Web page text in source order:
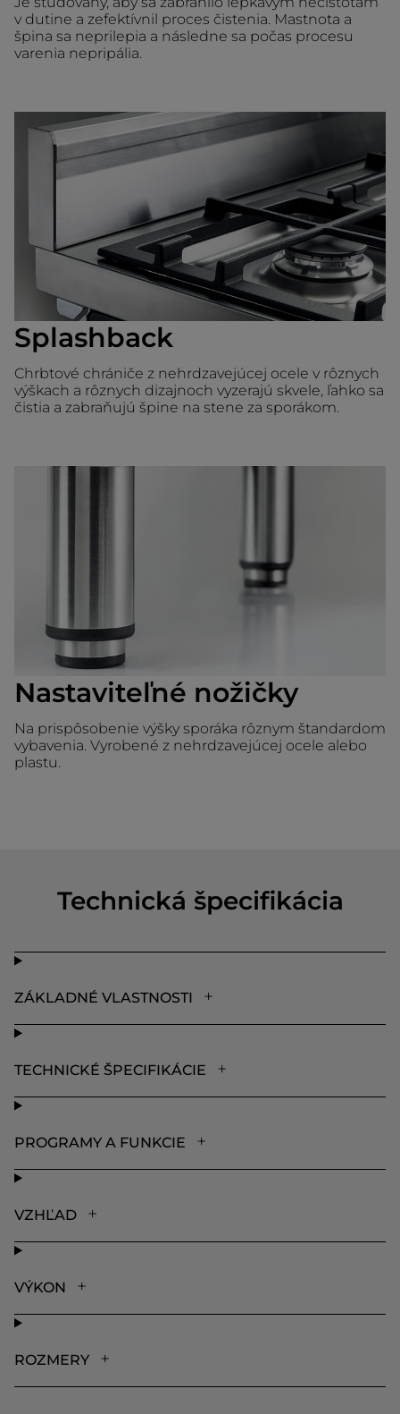
v dutine a zefektívnil proces čistenia. Mastnota a
špina sa neprilepia a následne sa počas procesu
varenia nepripália.
Splashback
Chrbtové chrániče z nehrdzavejúcej ocele v rôznych
výškach a rôznych dizajnoch vyzerajú skvele, ľahko sa
čistia a zabraňujú špine na stene za sporákom.
Nastaviteľné nožičky
Na prispôsobenie výšky sporáka rôznym štandardom
vybavenia. Vyrobené z nehrdzavejúcej ocele alebo
plastu.
Technická špecifikácia
ZÁKLADNÉ VLASTNOSTI
TECHNICKÉ ŠPECIFIKÁCIE
PROGRAMY A FUNKCIE
VZHĽAD
VÝKON
ROZMERY